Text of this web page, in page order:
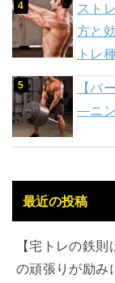
スト
方と
トレ
【バ
―ニン
最近の投稿
【宅トレの鉄
の頑張りが励み